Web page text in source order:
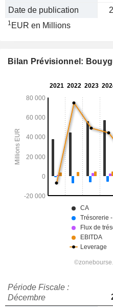
Date de publication
1 EUR en Millions
Bilan Prévisionnel:
Période Fiscale :
Décembre